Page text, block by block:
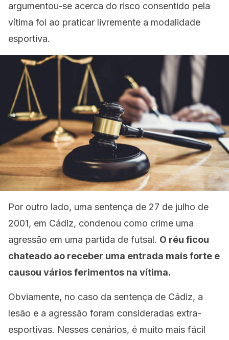
argumentou-se acerca do risco consentido pela
vítima foi ao praticar livremente a modalidade
esportiva.
Por outro lado, uma sentença de 27 de julho de
2001, em Cádiz, condenou como crime uma
agressão em uma partida de futsal. O réu ficou
chateado ao receber uma entrada mais forte e
causou vários ferimentos na vítima.
Obviamente, no caso da sentença de Cádiz, a
lesão e a agressão foram consideradas extra-
esportivas. Nesses cenários, é muito mais fácil